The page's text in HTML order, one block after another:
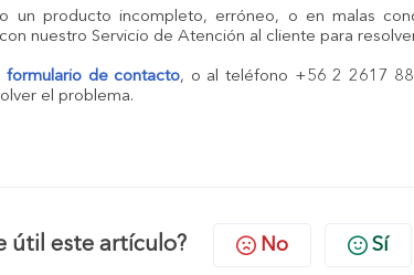
un producto incompleto, erróneo, o en malas
nuestro Servicio de Atención al cliente para
formulario de contacto, o al teléfono +56 2 2617
el problema.
útil este artículo? No Sí